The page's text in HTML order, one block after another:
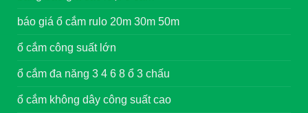
báo giá ổ cắm rulo 20m 30m 50m
ổ cắm công suất lớn
ổ cắm đa năng 3 4 6 8 ổ 3 chấu
ổ cắm không dây công suất cao